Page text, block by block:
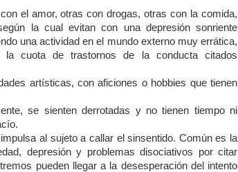
el amor, otras con drogas, otras con la comida,
la cual evitan con una depresión sonriente
una actividad en el mundo externo muy errática,
la cuota de trastornos de la conducta citados
artísticas, con aficiones o hobbies que tienen
se sienten derrotadas y no tienen tiempo ni
al sujeto a callar el sinsentido. Común es la
depresión y problemas disociativos por citar
pueden llegar a la desesperación del intento